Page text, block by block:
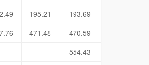
195.21
193.69
471.48
470.59
554.43